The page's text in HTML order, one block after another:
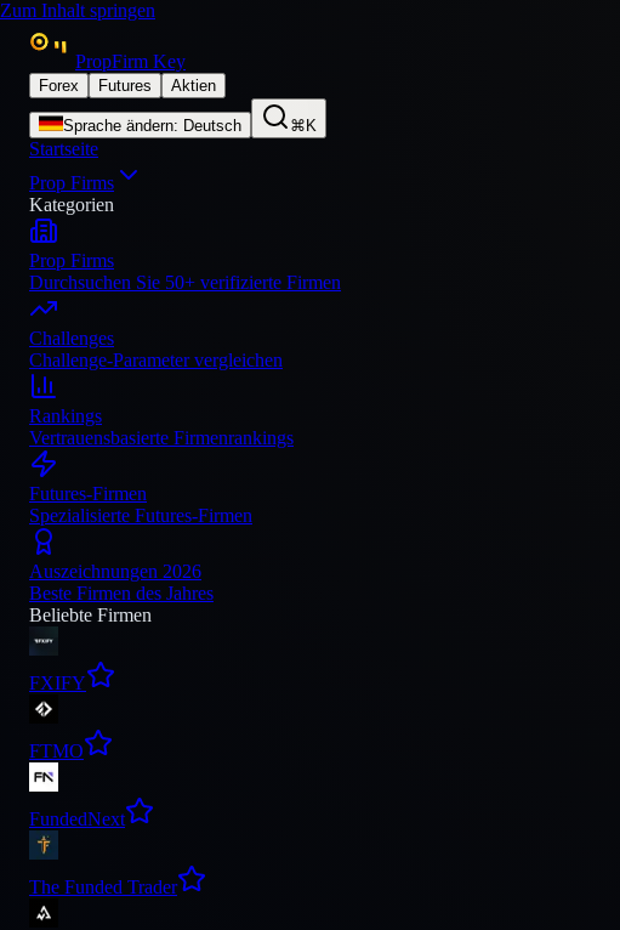
Zum Inhalt springen
PropFirm Key
Forex Futures Aktien
Sprache ändern: Deutsch ⌘K
Startseite
Prop Firms
Kategorien
Prop Firms
Durchsuchen Sie 50+ verifizierte Firmen
Challenges
Challenge-Parameter vergleichen
Rankings
Vertrauensbasierte Firmenrankings
Futures-Firmen
Spezialisierte Futures-Firmen
Auszeichnungen 2026
Beste Firmen des Jahres
Beliebte Firmen
FXIFY
FTMO
FundedNext
The Funded Trader